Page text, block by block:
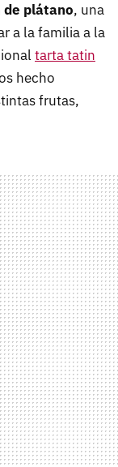
plátano, una
a la familia a la
tarta tatin
hecho
frutas,